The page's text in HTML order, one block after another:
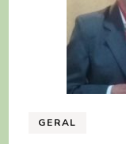
GERAL